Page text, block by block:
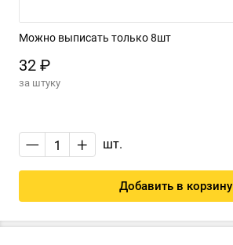
Можно выписать только 8шт
32 ₽
за штуку
— + шт.
Добавить в корзину